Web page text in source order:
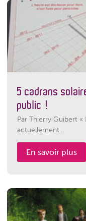
5 cadrans
public !
Par Thierry Guibert
actuellement...
En savoir plus